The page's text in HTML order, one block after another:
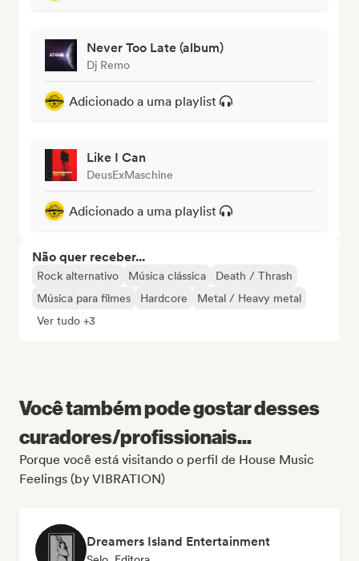
Never Too Late (album)
Dj Remo
Adicionado a uma playlist
Like I Can
DeusExMaschine
Adicionado a uma playlist
Não quer receber...
Rock alternativo Música clássica
Death / Thrash
Música para filmes
Hardcore
Metal / Heavy metal
Ver tudo +3
Você também pode gostar desses
curadores/profissionais...
Porque você está visitando o perfil de House Music
Feelings (by VIBRATION)
Dreamers Island Entertainment